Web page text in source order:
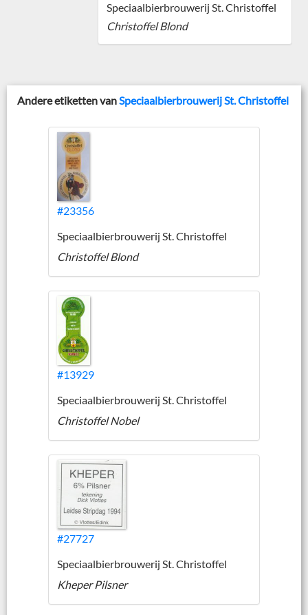
Speciaalbierbrouwerij St. Christoffel
Christoffel Blond
Andere etiketten vanSpeciaalbierbrouwerij St. Christoffel
#23356
Speciaalbierbrouwerij St. Christoffel
Christoffel Blond
#13929
Speciaalbierbrouwerij St. Christoffel
Christoffel Nobel
#27727
Speciaalbierbrouwerij St. Christoffel
Kheper Pilsner